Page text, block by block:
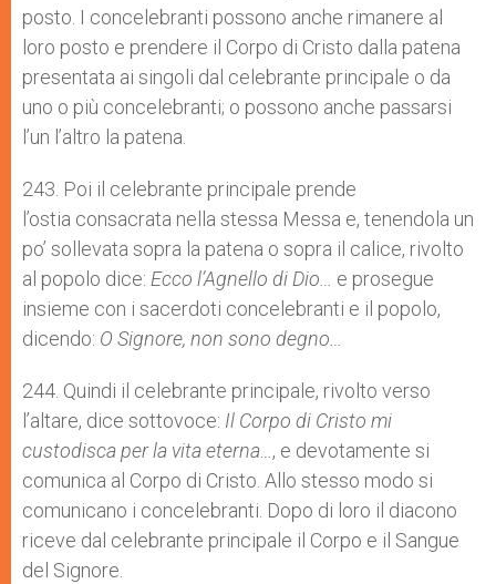
posto. I concelebranti possono anche rimanere al
loro posto e prendere il Corpo di Cristo dalla patena
presentata ai singoli dal celebrante principale o da
uno o più concelebranti; o possono anche passarsi
l’un l’altro la patena.
243. Poi il celebrante principale prende
l’ostia consacrata nella stessa Messa e, tenendola un
po’ sollevata sopra la patena o sopra il calice, rivolto
al popolo dice: Ecco l’Agnello di Dio…
e prosegue
insieme con i sacerdoti concelebranti e il popolo,
dicendo: O Signore, non sono degno…
244. Quindi il celebrante principale, rivolto verso
l’altare, dice sottovoce: Il Corpo di Cristo mi
custodisca per la vita eterna… , e devotamente si
comunica al Corpo di Cristo. Allo stesso modo si
comunicano i concelebranti. Dopo di loro il diacono
riceve dal celebrante principale il Corpo e il Sangue
del Signore.